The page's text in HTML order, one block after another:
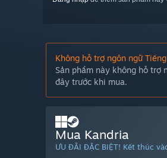
Không hỗ trợ ngôn ngữ
Sản phẩm này không hỗ trợ
đây trước khi mua.
Mua Kandria
ƯU ĐÃI ĐẶC BIỆT! Kết thúc